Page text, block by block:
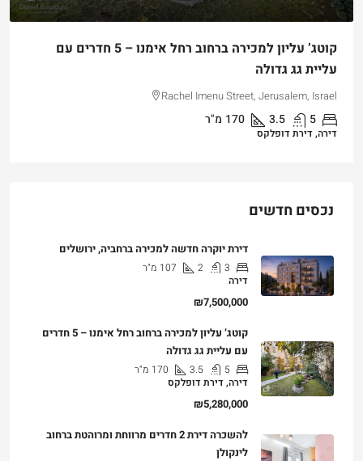
קוטג’ עליון למכירה ברחוב רחל אימנו – 5 חדרים עם
עליית גג גדולה
Rachel Imenu Street, Jerusalem, Israel
5
3.5
170 מ"ר
דירה, דירת דופלקס
נכסים חדשים
דירת יוקרה חדשה למכירה ברחביה, ירושלים
3
2
107 מ"ר
דירה
₪7,500,000
קוטג’ עליון למכירה ברחוב רחל אימנו – 5 חדרים
עם עליית גג גדולה
5
3.5
170 מ"ר
דירה, דירת דופלקס
₪5,280,000
להשכרה דירת 2 חדרים מרווחת ומרוהטת ברחוב
לינקולן